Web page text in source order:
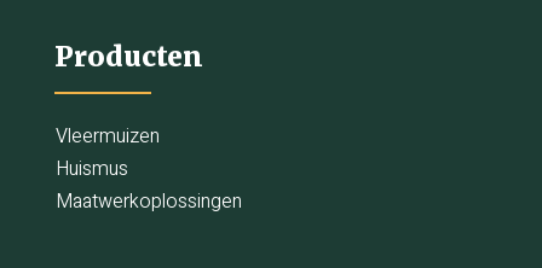
Producten
Vleermuizen
Huismus
Maatwerkoplossingen